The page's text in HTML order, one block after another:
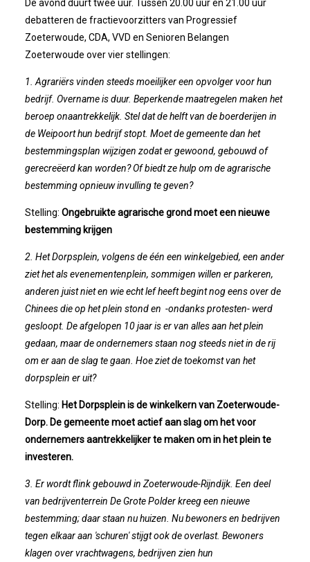
Geslaagde Nieuwjaarsreceptie OVZ
Bezoek Aan Mike Van Bemmelen
2025-01-02 Van De Voorzitter
Bezoek Aan Swetterhage
Winkeltijden Verruimd
Ontbijt Bij De Buren In Leiderdorp!
2024-05-15 Bestuursvergadering
Verslag Van ALV 2024
Nieuwjaarsreceptie In Sfeer
Prachtige (leden-)dag 2023
Mooi Bezoek Aan Mulder Shipyard
Notulen ALV 2023
Na 13 Jaar: Hugo Choufour Stopt Als
De avond duurt twee uur. Tussen 20.00 uur en 21.00 uur
debatteren de fractievoorzitters van Progressief
Zoeterwoude, CDA, VVD en Senioren Belangen
Zoeterwoude over vier stellingen:
1. Agrariërs vinden steeds moeilijker een opvolger voor hun
bedrijf. Overname is duur. Beperkende maatregelen maken het
beroep onaantrekkelijk. Stel dat de helft van de boerderijen in
de Weipoort hun bedrijf stopt. Moet de gemeente dan het
bestemmingsplan wijzigen zodat er gewoond, gebouwd of
gerecreëerd kan worden? Of biedt ze hulp om de agrarische
bestemming opnieuw invulling te geven?
Stelling: Ongebruikte agrarische grond moet een nieuwe
bestemming krijgen
2. Het Dorpsplein, volgens de één een winkelgebied, een ander
ziet het als evenementenplein, sommigen willen er parkeren,
anderen juist niet en wie echt lef heeft begint nog eens over de
Chinees die op het plein stond en -ondanks protesten- werd
gesloopt. De afgelopen 10 jaar is er van alles aan het plein
gedaan, maar de ondernemers staan nog steeds niet in de rij
om er aan de slag te gaan. Hoe ziet de toekomst van het
dorpsplein er uit?
Stelling: Het Dorpsplein is de winkelkern van Zoeterwoude-
Dorp. De gemeente moet actief aan slag om het voor
ondernemers aantrekkelijker te maken om in het plein te
investeren.
3. Er wordt flink gebouwd in Zoeterwoude-Rijndijk. Een deel
van bedrijventerrein De Grote Polder kreeg een nieuwe
bestemming; daar staan nu huizen. Nu bewoners en bedrijven
tegen elkaar aan 'schuren' stijgt ook de overlast. Bewoners
klagen over vrachtwagens, bedrijven zien hun